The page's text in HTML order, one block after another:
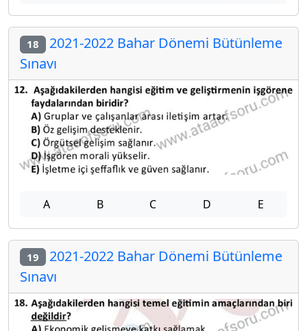
18 2021-2022 Bahar Dönemi Bütünleme
Sınavı
A B C D E
19 2021-2022 Bahar Dönemi Bütünleme
Sınavı